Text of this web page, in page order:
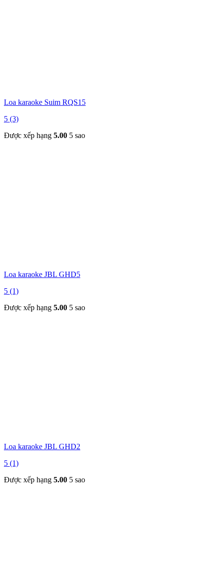
Loa karaoke Suim RQS15
5 (3)
Được xếp hạng 5.00 5 sao
Loa karaoke JBL GHD5
5 (1)
Được xếp hạng 5.00 5 sao
Loa karaoke JBL GHD2
5 (1)
Được xếp hạng 5.00 5 sao